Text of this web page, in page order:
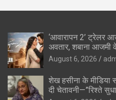
‘आवारापन 2’ ट्रेलर
अवतार, शबाना आजमी
August 6, 2026
शेख हसीना के मीडिया
दी चेतावनी—”रिश्ते